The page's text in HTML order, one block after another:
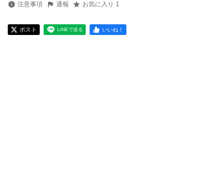
注意事項 通報 お気に入り 1
ポスト LINEで送る いいね！